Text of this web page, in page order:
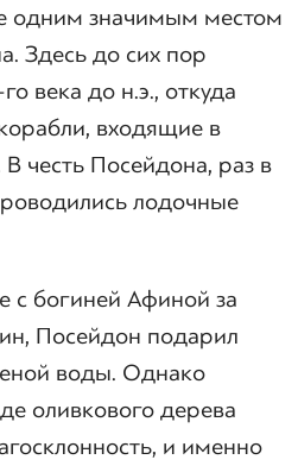
значимым местом
Здесь до сих пор
века до н.э., откуда
входящие в
честь Посейдона, раз в
лодочные
с богиней Афиной за
Посейдон подарил
воды. Однако
оливкового дерева
и именно